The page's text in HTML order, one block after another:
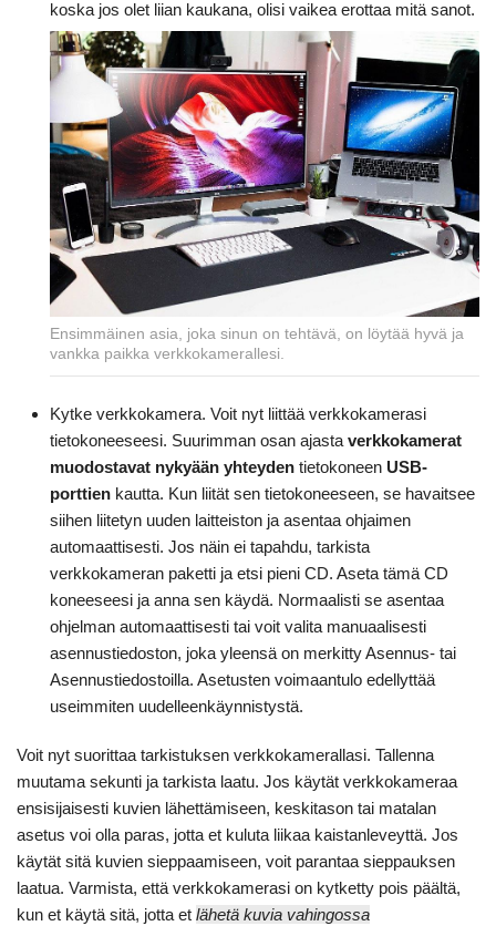
koska jos olet liian kaukana, olisi vaikea erottaa mitä sanot.
Ensimmäinen asia, joka sinun on tehtävä, on löytää hyvä ja
vankka paikka verkkokamerallesi.
Kytke verkkokamera. Voit nyt liittää verkkokamerasi
tietokoneeseesi. Suurimman osan ajasta verkkokamerat
muodostavat nykyään yhteyden tietokoneen USB-
porttien kautta. Kun liität sen tietokoneeseen, se havaitsee
siihen liitetyn uuden laitteiston ja asentaa ohjaimen
automaattisesti. Jos näin ei tapahdu, tarkista
verkkokameran paketti ja etsi pieni CD. Aseta tämä CD
koneeseesi ja anna sen käydä. Normaalisti se asentaa
ohjelman automaattisesti tai voit valita manuaalisesti
asennustiedoston, joka yleensä on merkitty Asennus- tai
Asennustiedostoilla. Asetusten voimaantulo edellyttää
useimmiten uudelleenkäynnistystä.
Voit nyt suorittaa tarkistuksen verkkokamerallasi. Tallenna
muutama sekunti ja tarkista laatu. Jos käytät verkkokameraa
ensisijaisesti kuvien lähettämiseen, keskitason tai matalan
asetus voi olla paras, jotta et kuluta liikaa kaistanleveyttä. Jos
käytät sitä kuvien sieppaamiseen, voit parantaa sieppauksen
laatua. Varmista, että verkkokamerasi on kytketty pois päältä,
kun et käytä sitä, jotta et lähetä kuvia vahingossa